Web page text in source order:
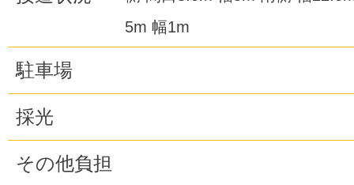
5m 幅1m
駐車場
採光
その他負担